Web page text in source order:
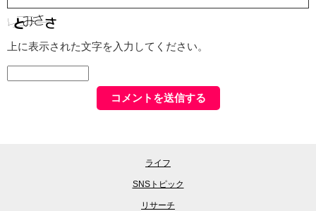
上に表示された文字を入力してください。
ライフ
SNSトピック
リサーチ